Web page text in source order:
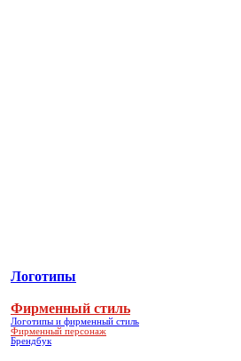
Логотипы
Фирменный стиль
Логотипы и фирменный стиль
Фирменный персонаж
Брендбук